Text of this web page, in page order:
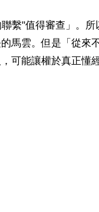
繫"值得審查」。所
馬雲。但是「從來
可能讓權於真正懂